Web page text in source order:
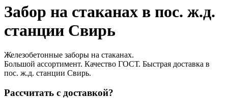
Забор на стаканах в пос. ж.д.
станции Свирь
Железобетонные заборы на стаканах.
Большой ассортимент. Качество ГОСТ. Быстрая доставка в
пос. ж.д. станции Свирь.
Рассчитать с доставкой?